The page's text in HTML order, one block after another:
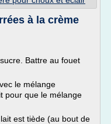
à la crème
Battre au fouet
le mélange
pour que le mélange
est tiède (au bout de